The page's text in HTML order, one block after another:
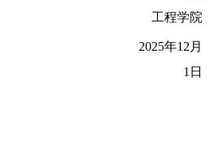
工程学院
2025年12月
1日